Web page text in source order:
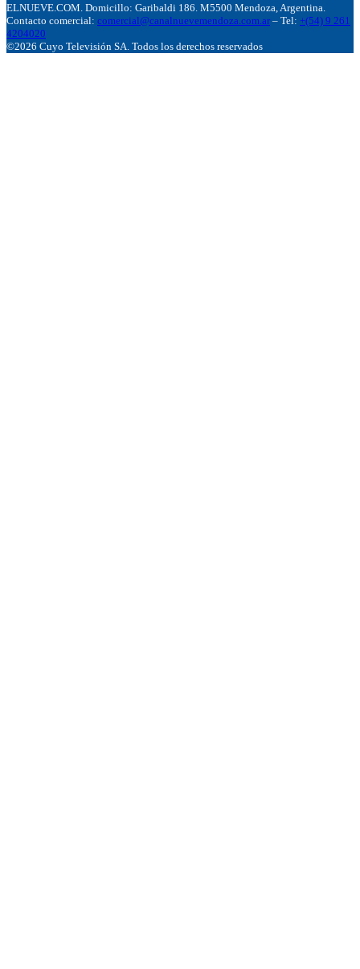
ELNUEVE.COM. Domicillo: Garibaldi 186. M5500 Mendoza, Argentina.
Contacto comercial: comercial@canalnuevemendoza.com.ar – Tel: +(54) 9 261
4204020
©2026 Cuyo Televisión SA. Todos los derechos reservados